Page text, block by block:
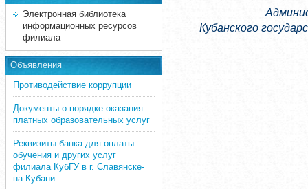
Электронная библиотека
информационных ресурсов
филиала
Объявления
Противодействие коррупции
Документы о порядке оказания
платных образовательных услуг
Реквизиты банка для оплаты
обучения и других услуг
филиала КубГУ в г. Славянске-
на-Кубани
Кубанского